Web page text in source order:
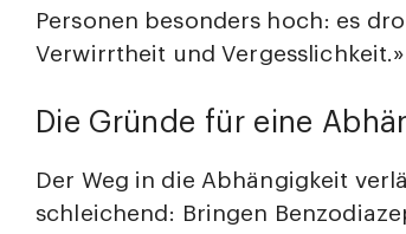
Personen besonders hoch: es
Verwirrtheit und Vergesslichkeit.»
Die Gründe für eine
Der Weg in die Abhängigkeit
schleichend: Bringen